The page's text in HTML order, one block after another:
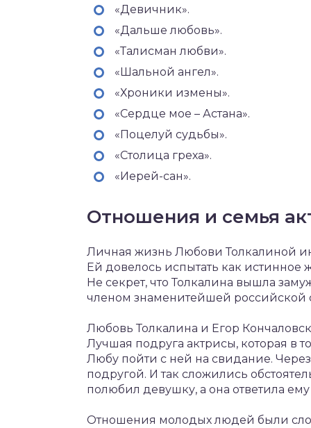
«Девичник».
«Дальше любовь».
«Талисман любви».
«Шальной ангел».
«Хроники измены».
«Сердце мое – Астана».
«Поцелуй судьбы».
«Столица греха».
«Иерей-сан».
Отношения и семья
Личная жизнь Любови Толкалиной
Ей довелось испытать как истинное
Не секрет, что Толкалина вышла
членом знаменитейшей российской
Любовь Толкалина и Егор
Лучшая подруга актрисы, которая в
Любу пойти с ней на свидание.
подругой. И так сложились
полюбил девушку, а она ответила
Отношения молодых людей были